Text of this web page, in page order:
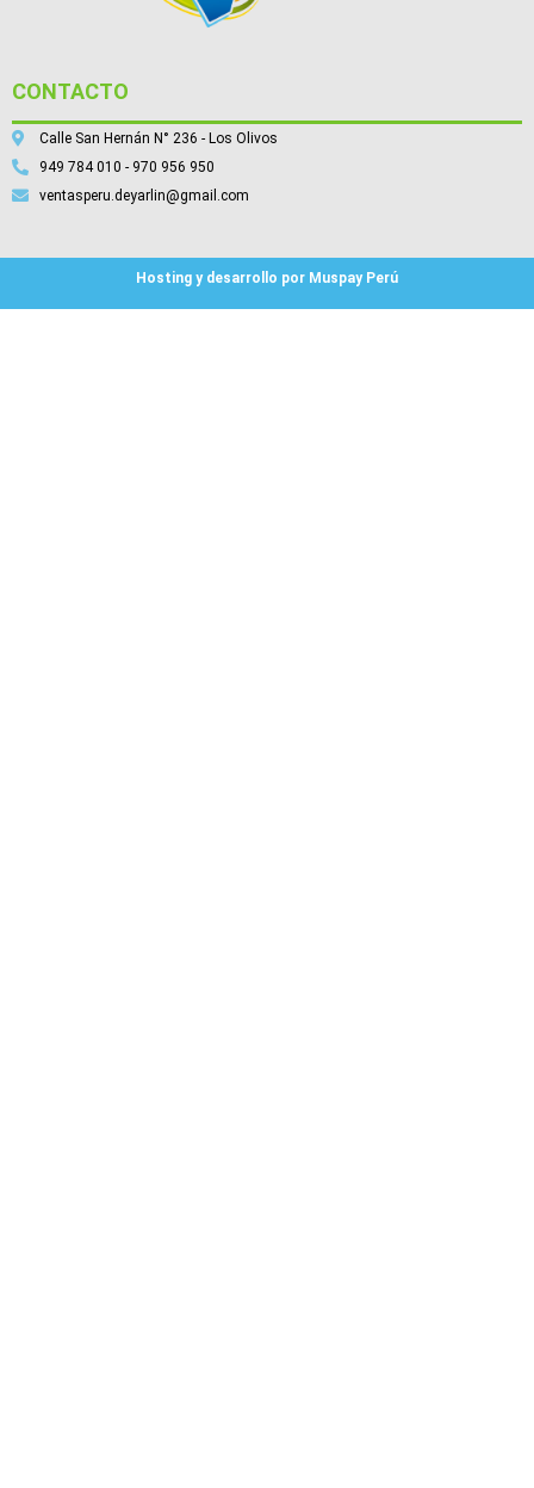
CONTACTO
Calle San Hernán N° 236 - Los Olivos
949 784 010 - 970 956 950
ventasperu.deyarlin@gmail.com
Hosting y desarrollo por Muspay Perú